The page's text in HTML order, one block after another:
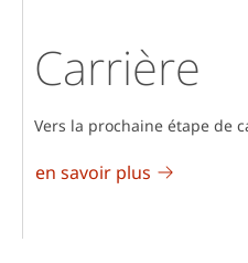
Carrière
Vers la prochaine étape de
en savoir plus